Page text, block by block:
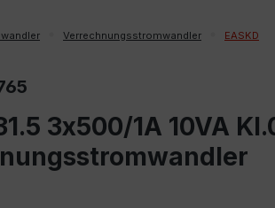
Verrechnungsstromwandler EASKD
3x500/1A 10VA